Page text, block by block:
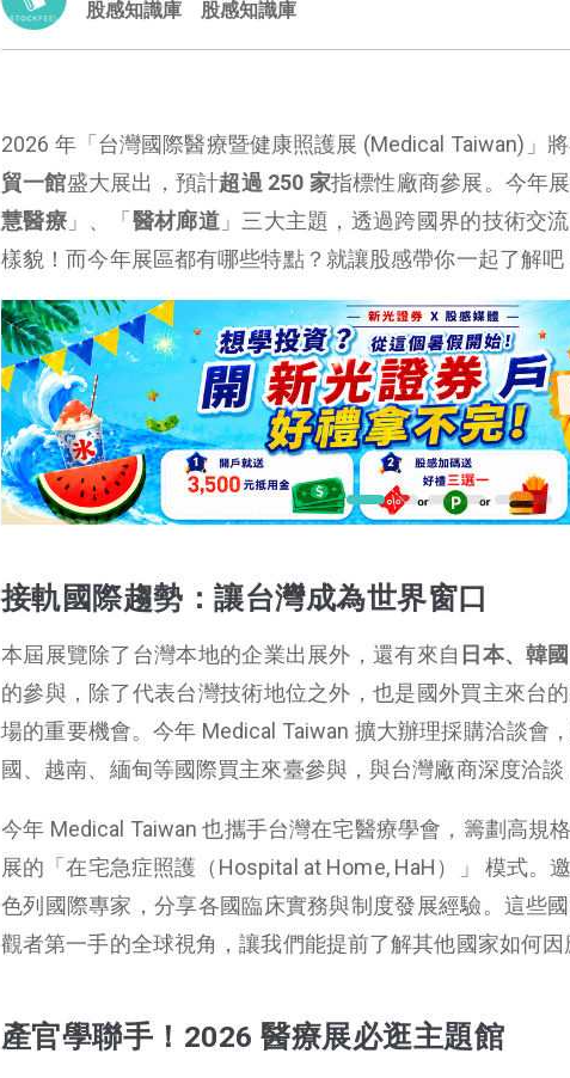
股感知識庫 股感知識庫
2026 年「台灣國際醫療暨健康照護展 (Medical Taiwan)」
貿一館盛大展出，預計超過 250 家指標性廠商參展。今年
慧醫療」、「 醫材廊道」三大主題，透過跨國界的技術交
樣貌！而今年展區都有哪些特點？就讓股感帶你一起了解吧
接軌國際趨勢：讓台灣成為世界窗口
本屆展覽除了台灣本地的企業出展外，還有來自 日本、韓國
的參與，除了代表台灣技術地位之外，也是國外買主來台
場的重要機會。今年 Medical Taiwan 擴大辦理採購洽談會
國、越南、緬甸等國際買主來臺參與，與台灣廠商深度洽談
今年 Medical Taiwan 也攜手台灣在宅醫療學會，籌劃高規
展的「在宅急症照護（Hospital at Home, HaH）」 模式。
色列國際專家，分享各國臨床實務與制度發展經驗。這些
觀者第一手的全球視角，讓我們能提前了解其他國家如何因
產官學聯手！2026 醫療展必逛主題館